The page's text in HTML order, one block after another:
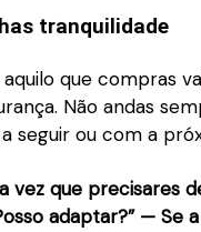
tranquilidade
que compras
Não andas
seguir ou com a
vez que precisares
adaptar?” — Se